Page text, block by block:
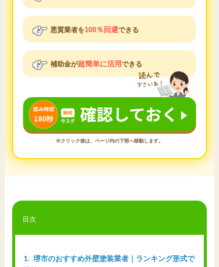
悪質業者を100％回避できる
補助金が超簡単に活用できる
※クリック後は、ページ内の下部へ移動します。
目次
1
堺市のおすすめ外壁塗装業者｜ランキング形式で